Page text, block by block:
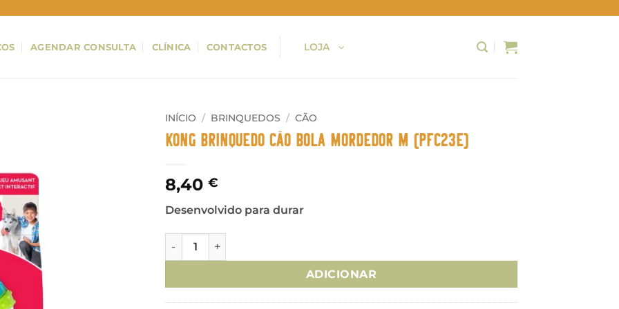
AGENDAR CONSULTA CLÍNICA CONTACTOS LOJA
INÍCIO / BRINQUEDOS / CÃO
Kong Brinquedo Cão Bola Mordedor M (PFC23E)
8,40 €
Desenvolvido para durar
Quantidade de Kong Brinquedo Cão Bola Mordedor M (PFC23E)
ADICIONAR